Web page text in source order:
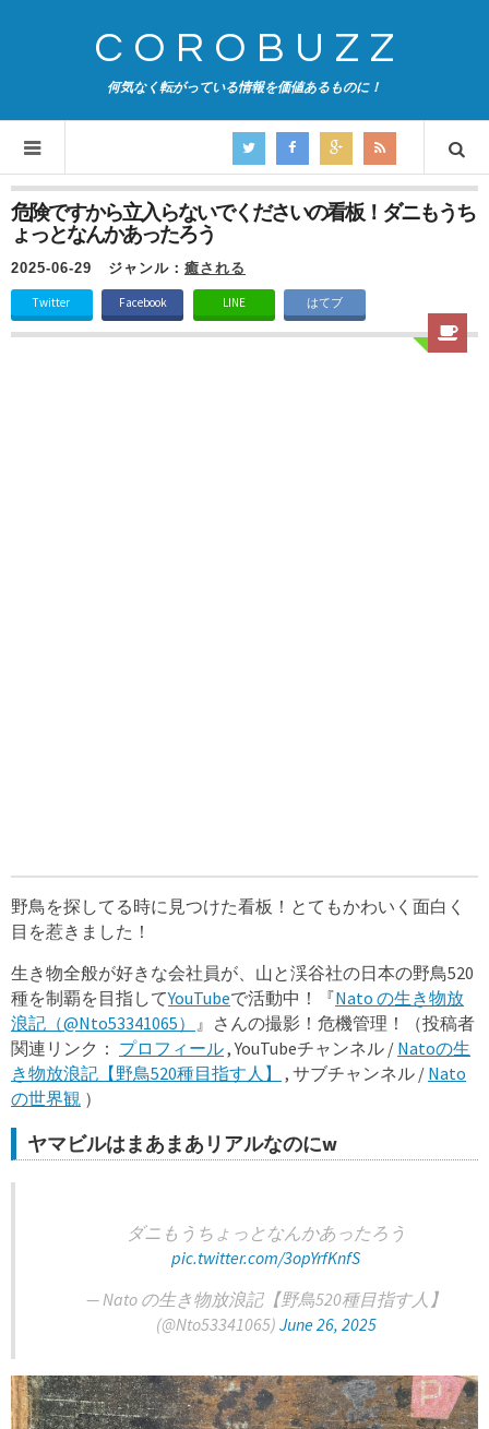
COROBUZZ
何気なく転がっている情報を価値あるものに！
危険ですから立入らないでくださいの看板！ダニもうち
ょっとなんかあったろう
2025-06-29 ジャンル： 癒される
Twitter Facebook LINE はてブ
野鳥を探してる時に見つけた看板！とてもかわいく面白く
目を惹きました！
生き物全般が好きな会社員が、山と渓谷社の日本の野鳥520
種を制覇を目指してYouTubeで活動中！『Nato の生き物放
浪記（@Nto53341065） 』さんの撮影！危機管理！（投稿者
関連リンク： プロフィール, YouTubeチャンネル / Natoの生
き物放浪記【野鳥520種目指す人】
, サブチャンネル / Nato
の世界観 ）
ヤマビルはまあまあリアルなのにw
ダニもうちょっとなんかあったろう
pic.twitter.com/3opYrfKnfS
— Nato の生き物放浪記【野鳥520種目指す人】
(@Nto53341065) June 26, 2025